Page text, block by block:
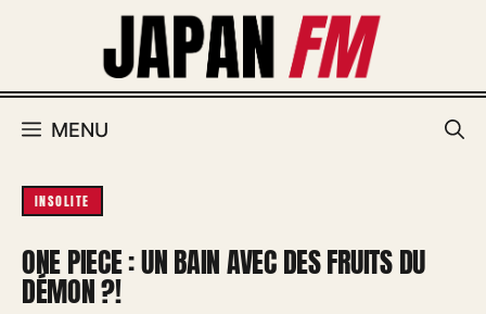
MENU
INSOLITE
ONE PIECE : UN BAIN AVEC DES FRUITS DU
DÉMON ?!